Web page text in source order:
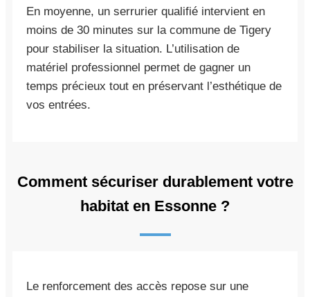
En moyenne, un serrurier qualifié intervient en
moins de 30 minutes sur la commune de Tigery
pour stabiliser la situation. L’utilisation de
matériel professionnel permet de gagner un
temps précieux tout en préservant l’esthétique de
vos entrées.
Comment sécuriser durablement votre
habitat en Essonne ?
Le renforcement des accès repose sur une